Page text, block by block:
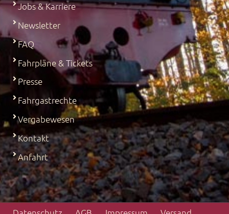
Jobs & Karriere
Newsletter
FAQ
Fahrpläne & Tickets
Presse
Fahrgastrechte
Vergabewesen
Kontakt
Anfahrt